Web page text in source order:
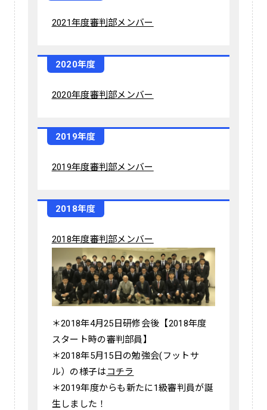
2021年度審判部メンバー
2020年度
2020年度審判部メンバー
2019年度
2019年度審判部メンバー
2018年度
2018年度審判部メンバー
＊2018年4月25日研修会後【2018年度
スタート時の審判部員】
＊2018年5月15日の勉強会(フットサ
ル）の様子は コチラ
＊2019年度からも新たに1級審判員が誕
生しました！